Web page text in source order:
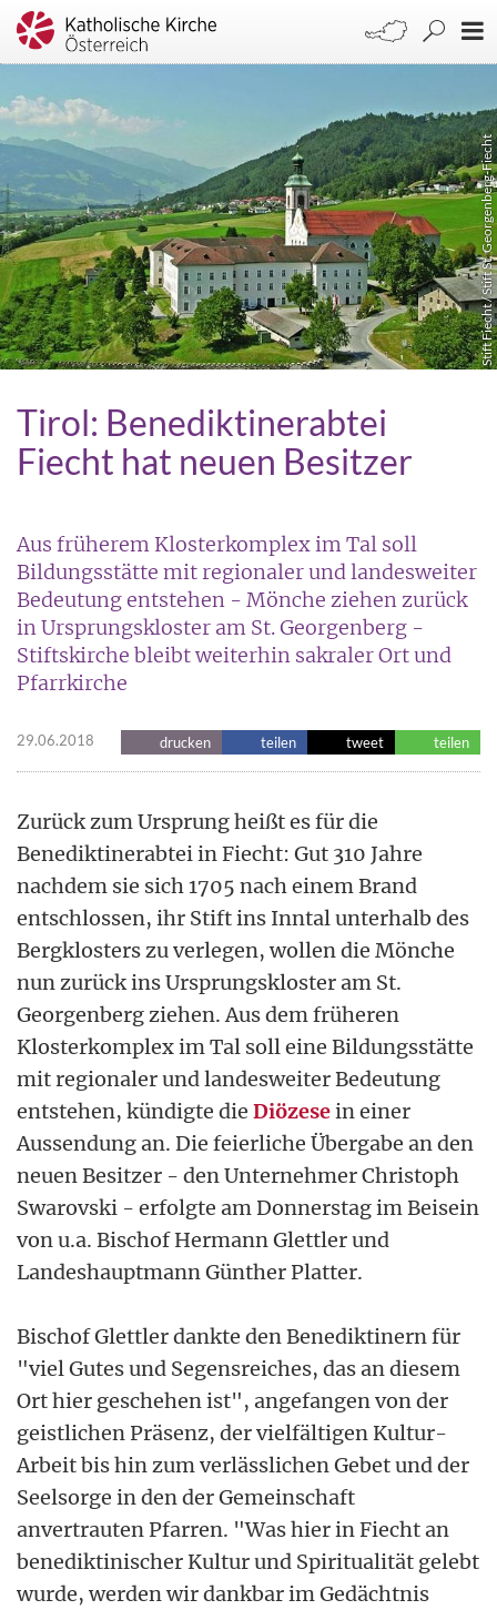
Stift Fiecht / Stift St. Georgenberg-Fiecht
Tirol: Benediktinerabtei
Fiecht hat neuen Besitzer
Aus früherem Klosterkomplex im Tal soll
Bildungsstätte mit regionaler und landesweiter
Bedeutung entstehen - Mönche ziehen zurück
in Ursprungskloster am St. Georgenberg -
Stiftskirche bleibt weiterhin sakraler Ort und
Pfarrkirche
29.06.2018 drucken teilen tweet teilen
Zurück zum Ursprung heißt es für die
Benediktinerabtei in Fiecht: Gut 310 Jahre
nachdem sie sich 1705 nach einem Brand
entschlossen, ihr Stift ins Inntal unterhalb des
Bergklosters zu verlegen, wollen die Mönche
nun zurück ins Ursprungskloster am St.
Georgenberg ziehen. Aus dem früheren
Klosterkomplex im Tal soll eine Bildungsstätte
mit regionaler und landesweiter Bedeutung
entstehen, kündigte die Diözesein einer
Aussendung an. Die feierliche Übergabe an den
neuen Besitzer - den Unternehmer Christoph
Swarovski - erfolgte am Donnerstag im Beisein
von u.a. Bischof Hermann Glettler und
Landeshauptmann Günther Platter.
Bischof Glettler dankte den Benediktinern für
"viel Gutes und Segensreiches, das an diesem
Ort hier geschehen ist", angefangen von der
geistlichen Präsenz, der vielfältigen Kultur-
Arbeit bis hin zum verlässlichen Gebet und der
Seelsorge in den der Gemeinschaft
anvertrauten Pfarren. "Was hier in Fiecht an
benediktinischer Kultur und Spiritualität gelebt
wurde, werden wir dankbar im Gedächtnis